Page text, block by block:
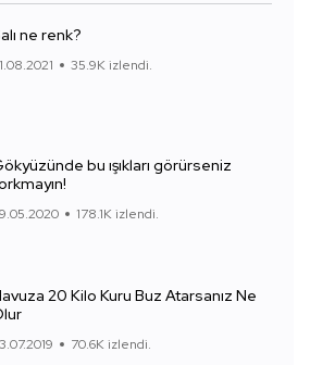
ne renk?
35.9K izlendi.
bu ışıkları görürseniz
178.1K izlendi.
20 Kilo Kuru Buz Atarsanız Ne
70.6K izlendi.